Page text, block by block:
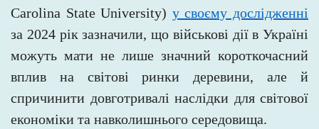
Carolina State University) у своєму дослідженні
за 2024 рік зазначили, що військові дії в Україні
можуть мати не лише значний короткочасний
вплив на світові ринки деревини, але й
спричинити довготривалі наслідки для світової
економіки та навколишнього середовища.